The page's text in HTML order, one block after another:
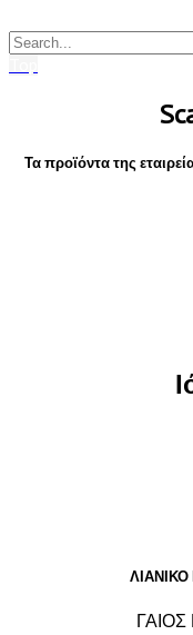
Τα προϊόντα της
ΓΑΙΟΣ